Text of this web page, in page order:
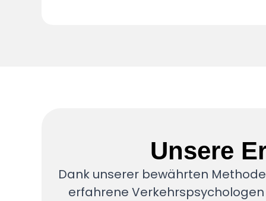
Unsere
Dank unserer bewährten
erfahrene Verkehrspsychologen